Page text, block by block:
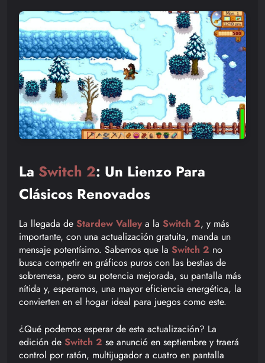
La Switch 2: Un Lienzo Para
Clásicos Renovados
La llegada de Stardew Valley a la Switch 2, y más
importante, con una actualización gratuita, manda un
mensaje potentísimo. Sabemos que la Switch 2 no
busca competir en gráficos puros con las bestias de
sobremesa, pero su potencia mejorada, su pantalla más
nítida y, esperamos, una mayor eficiencia energética, la
convierten en el hogar ideal para juegos como este.
¿Qué podemos esperar de esta actualización? La
edición de Switch 2 se anunció en septiembre y traerá
control por ratón, multijugador a cuatro en pantalla